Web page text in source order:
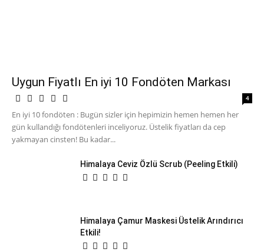
Uygun Fiyatlı En iyi 10 Fondöten Markası
4
En iyi 10 fondöten : Bugün sizler için hepimizin hemen hemen her
gün kullandığı fondötenleri inceliyoruz. Üstelik fiyatları da cep
yakmayan cinsten! Bu kadar...
Himalaya Ceviz Özlü Scrub (Peeling Etkili)
Himalaya Çamur Maskesi Üstelik Arındırıcı
Etkili!